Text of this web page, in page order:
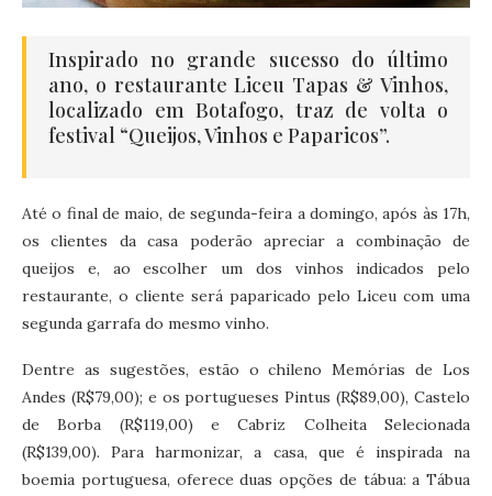
Inspirado no grande sucesso do último
ano, o restaurante Liceu Tapas & Vinhos,
localizado em Botafogo, traz de volta o
festival “Queijos, Vinhos e Paparicos”.
Até o final de maio, de segunda-feira a domingo, após às 17h,
os clientes da casa poderão apreciar a combinação de
queijos e, ao escolher um dos vinhos indicados pelo
restaurante, o cliente será paparicado pelo Liceu com uma
segunda garrafa do mesmo vinho.
Dentre as sugestões, estão o chileno Memórias de Los
Andes (R$79,00); e os portugueses Pintus (R$89,00), Castelo
de Borba (R$119,00) e Cabriz Colheita Selecionada
(R$139,00). Para harmonizar, a casa, que é inspirada na
boemia portuguesa, oferece duas opções de tábua: a Tábua